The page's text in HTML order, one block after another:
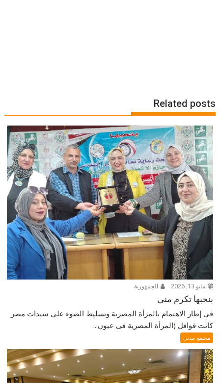
Related posts
مايو 13, 2026 الجمهورية
بنحبها تكرم منى
في إطار الاهتمام بالمرأة المصرية وتسليط الضوء على سيدات مصر
كانت قوافل (المرأة المصرية فى عيون...
مجتمع مدني